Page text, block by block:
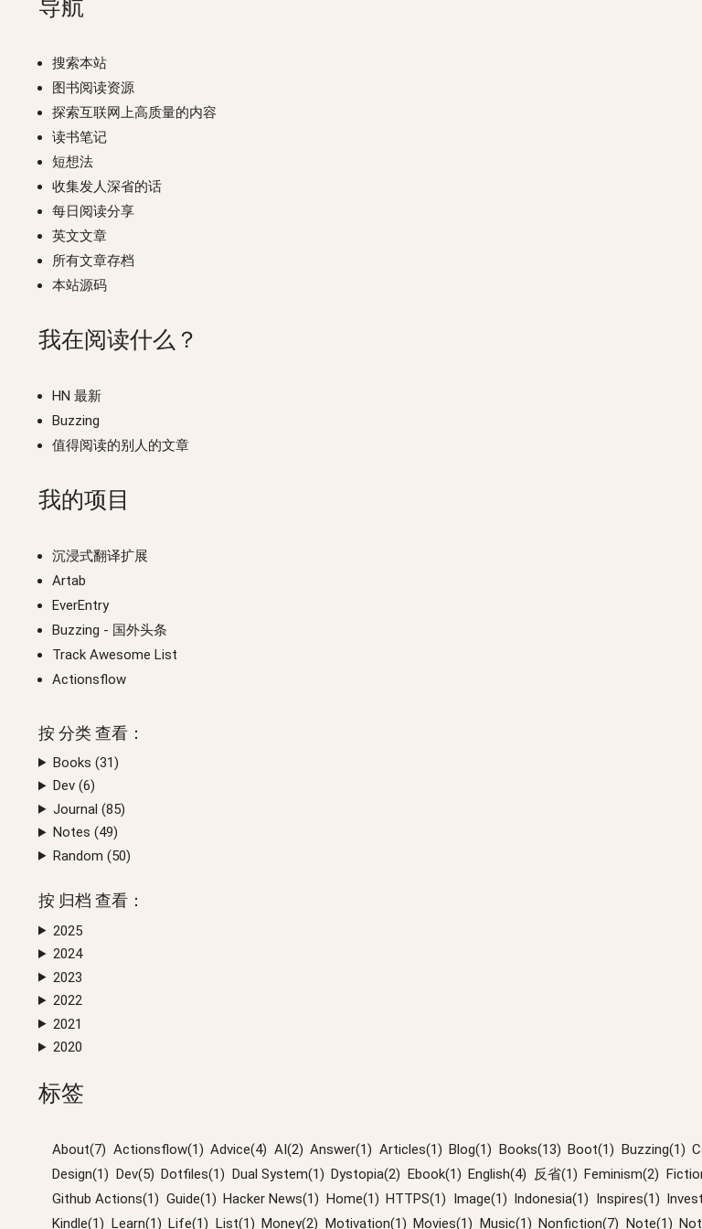
导航
搜索本站
图书阅读资源
探索互联网上高质量的内容
读书笔记
短想法
收集发人深省的话
每日阅读分享
英文文章
所有文章存档
本站源码
我在阅读什么？
HN 最新
Buzzing
值得阅读的别人的文章
我的项目
沉浸式翻译扩展
Artab
EverEntry
Buzzing - 国外头条
Track Awesome List
Actionsflow
按 分类 查看：
Books (31)
Dev (6)
Journal (85)
Notes (49)
Random (50)
按 归档 查看：
2025
2024
2023
2022
2021
2020
标签
About(7) Actionsflow(1) Advice(4) AI(2) Answer(1) Articles(1) Blog(1) Books(13) Boot(1) Buzzing(1)
Design(1) Dev(5) Dotfiles(1) Dual System(1) Dystopia(2) Ebook(1) English(4) 反省(1) Feminism(2)
Github Actions(1) Guide(1) Hacker News(1) Home(1) HTTPS(1) Image(1) Indonesia(1) Inspires(1)
Kindle(1) Learn(1) Life(1) List(1) Money(2) Motivation(1) Movies(1) Music(1) Nonfiction(7) Note(1)